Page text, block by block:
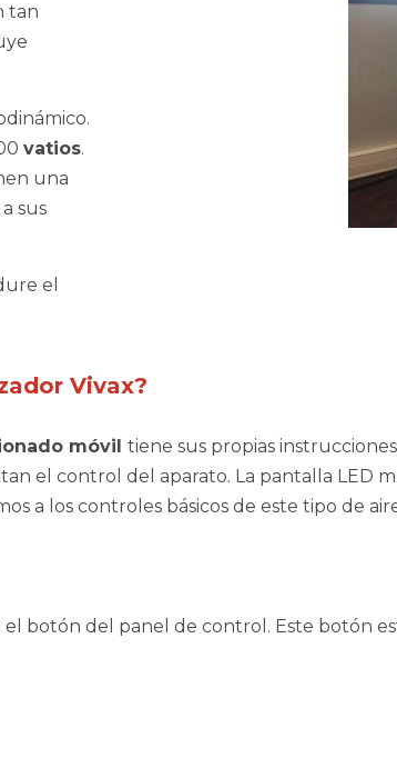
tan
vatios.
una
sus
el
Vivax?
móvil tiene sus propias
el control del aparato. La pantalla LED
a los controles básicos de este tipo de
el botón del panel de control. Este botón